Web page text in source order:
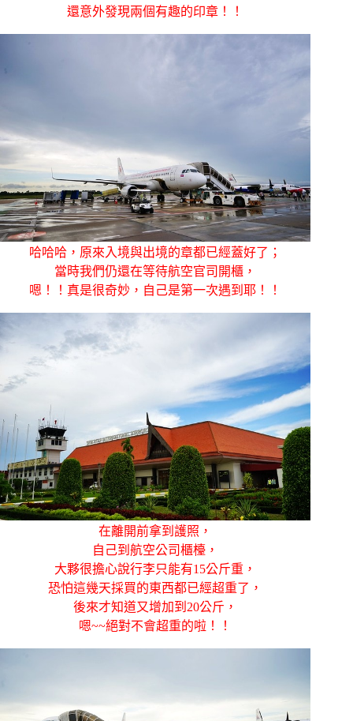
還意外發現兩個有趣的印章！！
哈哈哈，原來入境與出境的章都已經蓋好了；
當時我們仍還在等待航空官司開櫃，
嗯！！真是很奇妙，自己是第一次遇到耶！！
在離開前拿到護照，
自己到航空公司櫃檯，
大夥很擔心說行李只能有15公斤重，
恐怕這幾天採買的東西都已經超重了，
後來才知道又增加到20公斤，
嗯~~絕對不會超重的啦！！